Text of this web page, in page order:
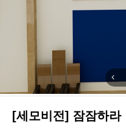
[세모비전] 잠잠하라